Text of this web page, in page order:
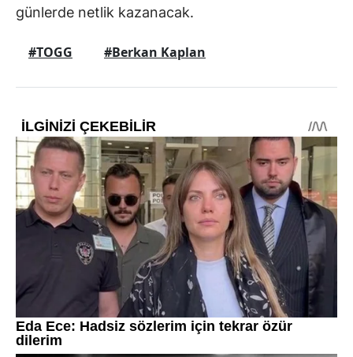
günlerde netlik kazanacak.
#TOGG #Berkan Kaplan